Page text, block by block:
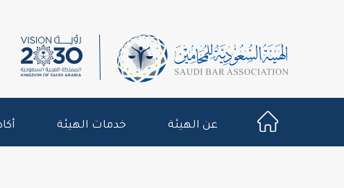
عن الهيئة خدمات الهيئة